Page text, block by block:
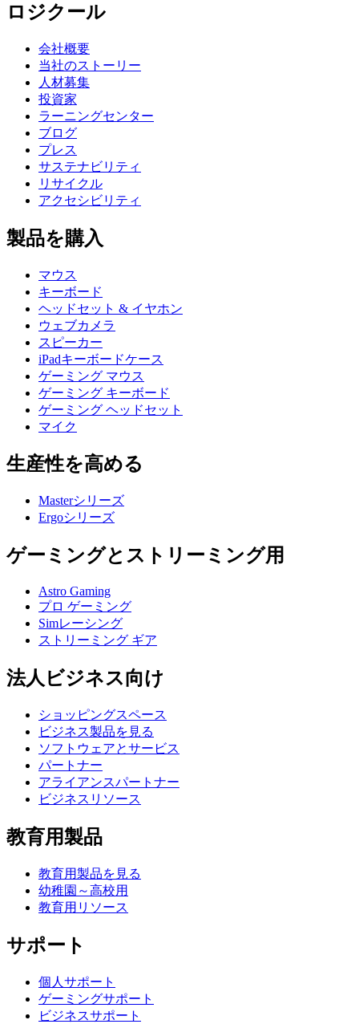
ロジクール
会社概要
当社のストーリー
人材募集
投資家
ラーニングセンター
ブログ
プレス
サステナビリティ
リサイクル
アクセシビリティ
製品を購入
マウス
キーボード
ヘッドセット & イヤホン
ウェブカメラ
スピーカー
iPadキーボードケース
ゲーミング マウス
ゲーミング キーボード
ゲーミング ヘッドセット
マイク
生産性を高める
Masterシリーズ
Ergoシリーズ
ゲーミングとストリーミング用
Astro Gaming
プロ ゲーミング
Simレーシング
ストリーミング ギア
法人ビジネス向け
ショッピングスペース
ビジネス製品を見る
ソフトウェアとサービス
パートナー
アライアンスパートナー
ビジネスリソース
教育用製品
教育用製品を見る
幼稚園～高校用
教育用リソース
サポート
個人サポート
ゲーミングサポート
ビジネスサポート